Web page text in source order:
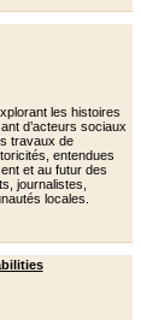
les histoires
d’acteurs sociaux
travaux de
entendues
et au futur des
journalistes,
locales.